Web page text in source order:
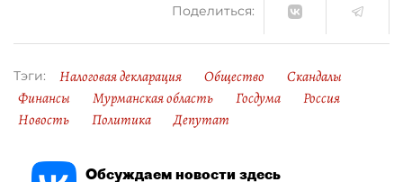
Поделиться:
Тэги: Налоговая декларация Общество
Скандалы
Финансы
Мурманская область Госдума
Россия
Новость
Политика Депутат
Обсуждаем новости здесь